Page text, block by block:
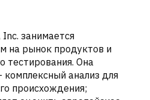
занимается
на рынок продуктов и
тестирования. Она
анализ для
происхождения;